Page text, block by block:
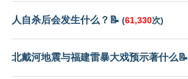
人自杀后会发生什么？📝 (61,330次)
北戴河地震与福建雷暴大戏预示著什么📝